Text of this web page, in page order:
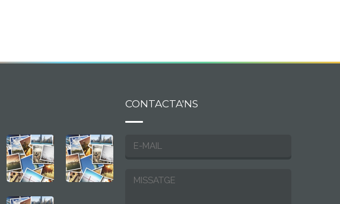
CONTACTA'NS